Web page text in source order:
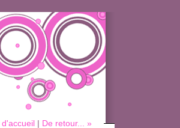
d'accueil | De retour... »